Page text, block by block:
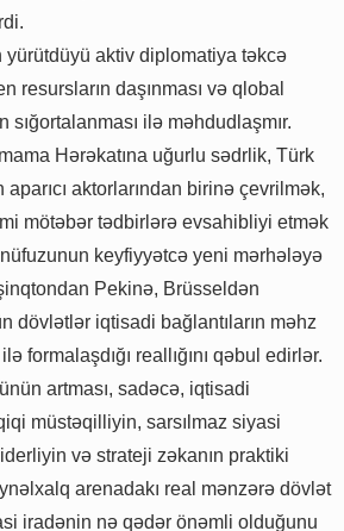
yürütdüyü aktiv diplomatiya təkcə
resursların daşınması və qlobal
ilə məhdudlaşmır.
Hərəkatına uğurlu sədrlik, Türk
aparıcı aktorlarından birinə çevrilmək,
mötəbər tədbirlərə evsahibliyi etmək
keyfiyyətcə yeni mərhələyə
Pekinə, Brüsseldən
dövlətlər iqtisadi bağlantıların məhz
formalaşdığı reallığını qəbul edirlər.
artması, sadəcə, iqtisadi
müstəqilliyin, sarsılmaz siyasi
və strateji zəkanın praktiki
arenadakı real mənzərə dövlət
iradənin nə qədər önəmli olduğunu